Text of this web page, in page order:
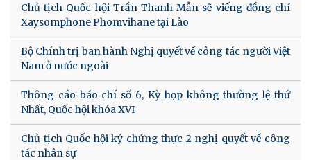
Chủ tịch Quốc hội Trần Thanh Mẫn sẽ viếng đồng chí
Xaysomphone Phomvihane tại Lào
Bộ Chính trị ban hành Nghị quyết về công tác người Việt
Nam ở nước ngoài
Thông cáo báo chí số 6, Kỳ họp không thường lệ thứ
Nhất, Quốc hội khóa XVI
Chủ tịch Quốc hội ký chứng thực 2 nghị quyết về công
tác nhân sự